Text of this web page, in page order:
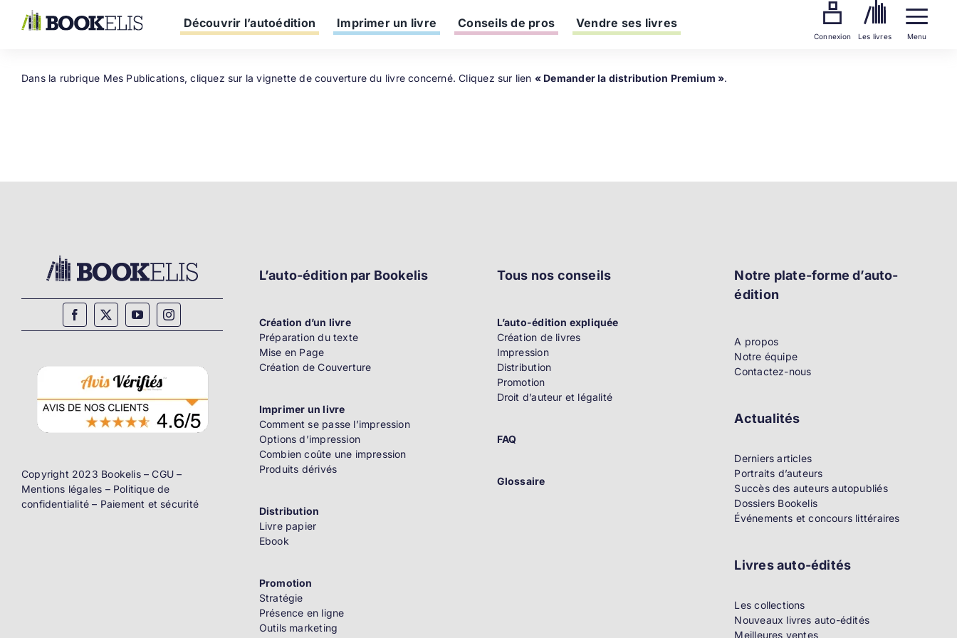
Découvrir l’autoédition Imprimer un livre Conseils de pros Vendre ses livres
Connexion Les livres Menu
Dans la rubrique Mes Publications, cliquez sur la vignette de couverture du livre concerné. Cliquez sur lien « Demander la distribution Premium ».
Copyright 2023 Bookelis –CGU –
Mentions légales – Politique de
confidentialité – Paiement et sécurité
L’auto-édition par Bookelis
Création d’un livre
Préparation du texte
Mise en Page
Création de Couverture
Imprimer un livre
Comment se passe l’impression
Options d’impression
Combien coûte une impression
Produits dérivés
Distribution
Livre papier
Ebook
Promotion
Stratégie
Présence en ligne
Outils marketing
Tous nos conseils
L’auto-édition expliquée
Création de livres
Impression
Distribution
Promotion
Droit d’auteur et légalité
FAQ
Glossaire
Notre plate-forme d’auto-
édition
A propos
Notre équipe
Contactez-nous
Actualités
Derniers articles
Portraits d’auteurs
Succès des auteurs autopubliés
Dossiers Bookelis
Événements et concours littéraires
Livres auto-édités
Les collections
Nouveaux livres auto-édités
Meilleures ventes